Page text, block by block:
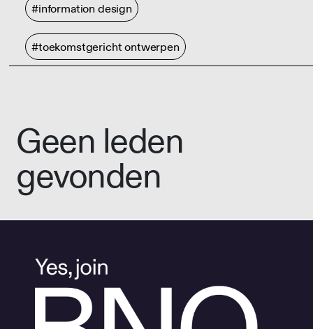
#information design
#toekomstgericht ontwerpen
Geen leden
gevonden